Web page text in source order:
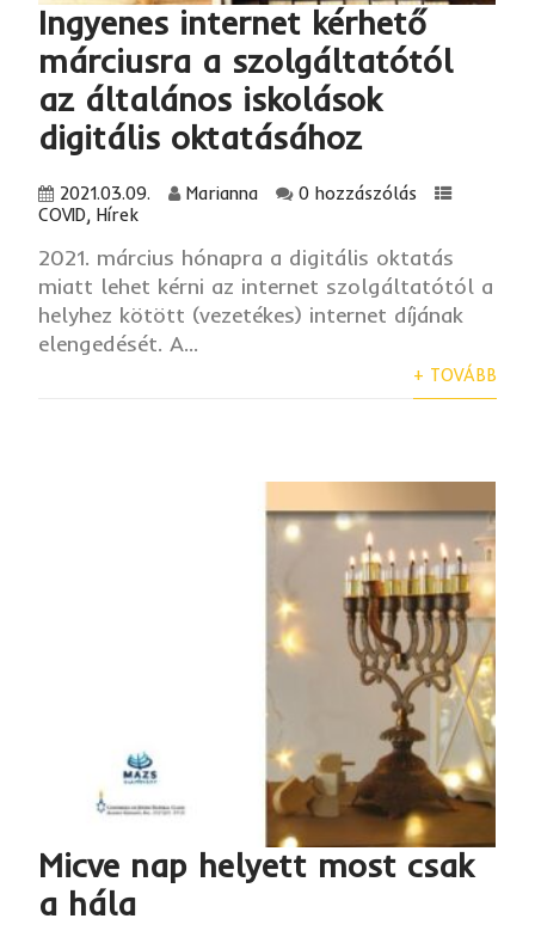
Ingyenes internet kérhető
márciusra a szolgáltatótól
az általános iskolások
digitális oktatásához
2021.03.09. Marianna
0 hozzászólás
COVID, Hírek
2021. március hónapra a digitális oktatás
miatt lehet kérni az internet szolgáltatótól a
helyhez kötött (vezetékes) internet díjának
elengedését. A...
+ TOVÁBB
Micve nap helyett most csak
a hála